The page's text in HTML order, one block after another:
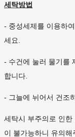
세탁방법
- 중성세제를 이용하
세요.
- 수건에 눌러 물기를
합니다.
- 그늘에 뉘어서 건조
세탁시 부주의로 인
이 불가능하니 유의해